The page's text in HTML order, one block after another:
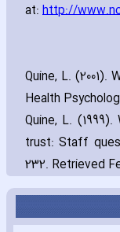
at: http://
Quine‚ L.
Health
Quine‚ L.
trust: Staff
232. Retrieved